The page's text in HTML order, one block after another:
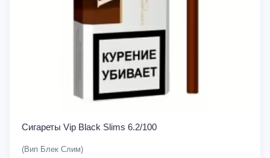
Сигареты Vip Black Slims 6.2/100
(Вип Блек Слим)